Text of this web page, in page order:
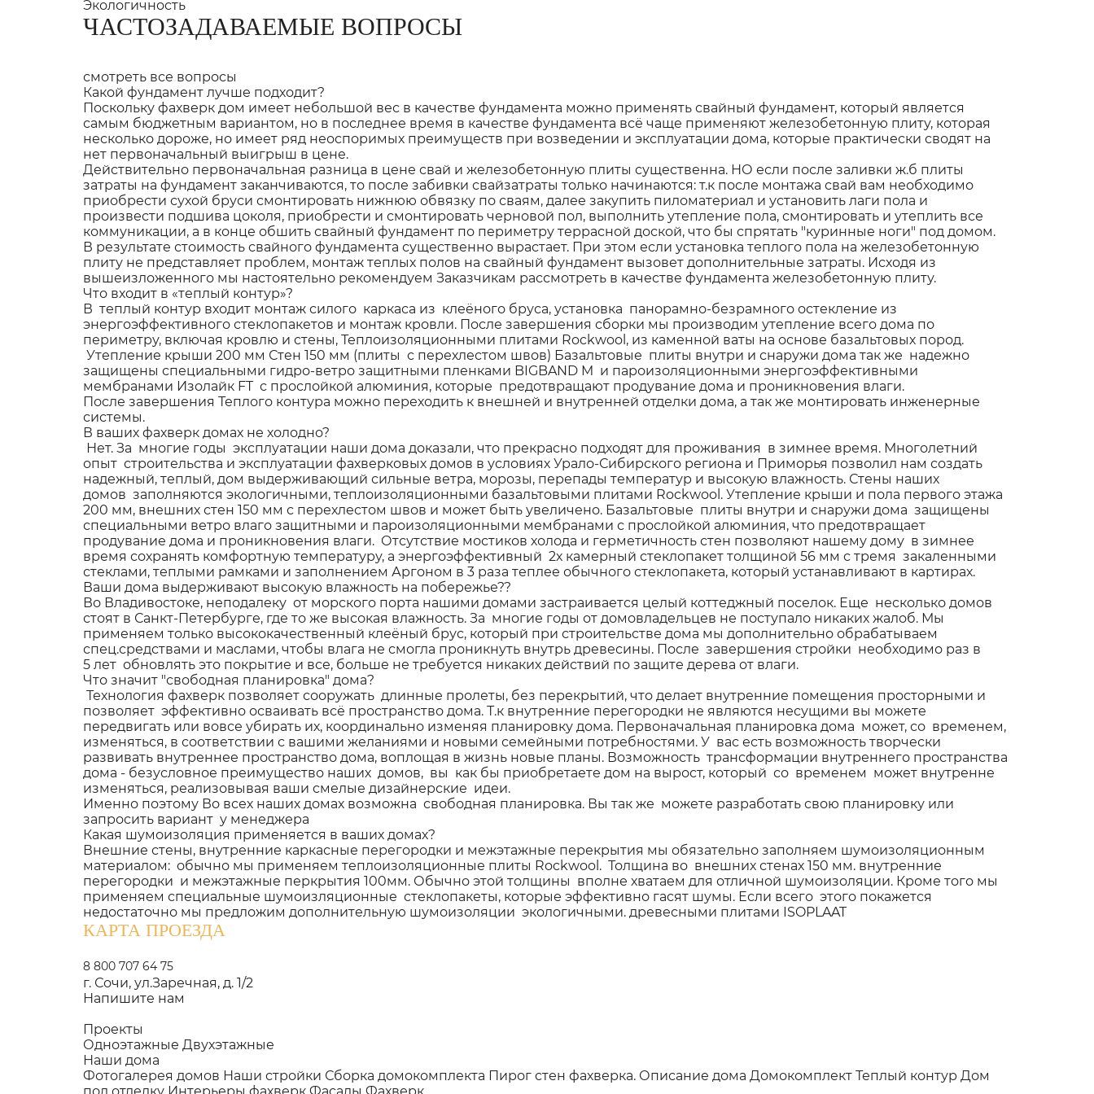
Экологичность
ЧАСТОЗАДАВАЕМЫЕ ВОПРОСЫ
смотреть все вопросы
Какой фундамент лучше подходит?
Поскольку фахверк дом имеет небольшой вес в качестве фундамента можно применять свайный фундамент, который является
самым бюджетным вариантом, но в последнее время в качестве фундамента всё чаще применяют железобетонную плиту, которая
несколько дороже, но имеет ряд неоспоримых преимуществ при возведении и эксплуатации дома, которые практически сводят на
нет первоначальный выигрыш в цене.
Действительно первоначальная разница в цене свай и железобетонную плиты существенна. НО если после заливки ж.б плиты
затраты на фундамент заканчиваются, то после забивки свайзатраты только начинаются: т.к после монтажа свай вам необходимо
приобрести сухой бруси смонтировать нижнюю обвязку по сваям, далее закупить пиломатериал и установить лаги пола и
произвести подшива цоколя, приобрести и смонтировать черновой пол, выполнить утепление пола, смонтировать и утеплить все
коммуникации, а в конце обшить свайный фундамент по периметру террасной доской, что бы спрятать "куринные ноги" под домом.
В результате стоимость свайного фундамента существенно вырастает. При этом если установка теплого пола на железобетонную
плиту не представляет проблем, монтаж теплых полов на свайный фундамент вызовет дополнительные затраты. Исходя из
вышеизложенного мы настоятельно рекомендуем Заказчикам рассмотреть в качестве фундамента железобетонную плиту.
Что входит в «теплый контур»?
В теплый контур входит монтаж силого каркаса из клеёного бруса, установка панорамно-безрамного остекление из
энергоэффективного стеклопакетов и монтаж кровли. После завершения сборки мы производим утепление всего дома по
периметру, включая кровлю и стены, Теплоизоляционными плитами Rockwool, из каменной ваты на основе базальтовых пород.
Утепление крыши 200 мм Стен 150 мм (плиты с перехлестом швов) Базальтовые плиты внутри и снаружи дома так же надежно
защищены специальными гидро-ветро защитными пленками BIGBAND M и пароизоляционными энергоэффективными
мембранами Изолайк FT с прослойкой алюминия, которые предотвращают продувание дома и проникновения влаги.
После завершения Теплого контура можно переходить к внешней и внутренней отделки дома, а так же монтировать инженерные
системы.
В ваших фахверк домах не холодно?
Нет. За многие годы эксплуатации наши дома доказали, что прекрасно подходят для проживания в зимнее время. Многолетний
опыт строительства и эксплуатации фахверковых домов в условиях Урало-Сибирского региона и Приморья позволил нам создать
надежный, теплый, дом выдерживающий сильные ветра, морозы, перепады температур и высокую влажность. Стены наших
домов заполняются экологичными, теплоизоляционными базальтовыми плитами Rockwool. Утепление крыши и пола первого этажа
200 мм, внешних стен 150 мм с перехлестом швов и может быть увеличено. Базальтовые плиты внутри и снаружи дома защищены
специальными ветро влаго защитными и пароизоляционными мембранами с прослойкой алюминия, что предотвращает
продувание дома и проникновения влаги. Отсутствие мостиков холода и герметичность стен позволяют нашему дому в зимнее
время сохранять комфортную температуру, а энергоэффективный 2х камерный стеклопакет толщиной 56 мм с тремя закаленными
стеклами, теплыми рамками и заполнением Аргоном в 3 раза теплее обычного стеклопакета, который устанавливают в картирах.
Ваши дома выдерживают высокую влажность на побережье??
Во Владивостоке, неподалеку от морского порта нашими домами застраивается целый коттеджный поселок. Еще несколько домов
стоят в Санкт-Петербурге, где то же высокая влажность. За многие годы от домовладельцев не поступало никаких жалоб. Мы
применяем только высококачественный клеёный брус, который при строительстве дома мы дополнительно обрабатываем
спец.средствами и маслами, чтобы влага не смогла проникнуть внутрь древесины. После завершения стройки необходимо раз в
5 лет обновлять это покрытие и все, больше не требуется никаких действий по защите дерева от влаги.
Что значит "свободная планировка" дома?
Технология фахверк позволяет сооружать длинные пролеты, без перекрытий, что делает внутренние помещения просторными и
позволяет эффективно осваивать всё пространство дома. Т.к внутренние перегородки не являются несущими вы можете
передвигать или вовсе убирать их, координально изменяя планировку дома. Первоначальная планировка дома может, со временем,
изменяться, в соответствии с вашими желаниями и новыми семейными потребностями. У вас есть возможность творчески
развивать внутреннее пространство дома, воплощая в жизнь новые планы. Возможность трансформации внутреннего пространства
дома - безусловное преимущество наших домов, вы как бы приобретаете дом на вырост, который со временем может внутренне
изменяться, реализовывая ваши смелые дизайнерские идеи.
Именно поэтому Во всех наших домах возможна свободная планировка. Вы так же можете разработать свою планировку или
запросить вариант у менеджера
Какая шумоизоляция применяется в ваших домах?
Внешние стены, внутренние каркасные перегородки и межэтажные перекрытия мы обязательно заполняем шумоизоляционным
материалом: обычно мы применяем теплоизоляционные плиты Rockwool. Толщина во внешних стенах 150 мм. внутренние
перегородки и межэтажные перкрытия 100мм. Обычно этой толщины вполне хватаем для отличной шумоизоляции. Кроме того мы
применяем специальные шумоизляционные стеклопакеты, которые эффективно гасят шумы. Если всего этого покажется
недостаточно мы предложим дополнительную шумоизоляции экологичными. древесными плитами ISOPLAAT
КАРТА ПРОЕЗДА
8 800 707 64 75
г. Сочи, ул.Заречная, д. 1/2
Напишите нам
Проекты
Одноэтажные Двухэтажные
Наши дома
Фотогалерея домов Наши стройки Сборка домокомплекта Пирог стен фахверка. Описание дома Домокомплект Теплый контур Дом